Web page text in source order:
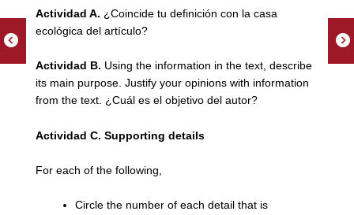
Actividad A. ¿Coincide tu definición con la casa
ecológica del artículo?
Actividad B. Using the information in the text, describe
its main purpose. Justify your opinions with information
from the text. ¿Cuál es el objetivo del autor?
Actividad C. Supporting details
For each of the following,
Circle the number of each detail that is